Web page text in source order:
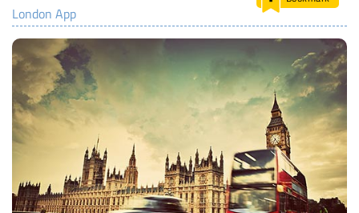
ENGLISCH
ENGLAND ZUHAUSE
BRITISH SHOP
London App